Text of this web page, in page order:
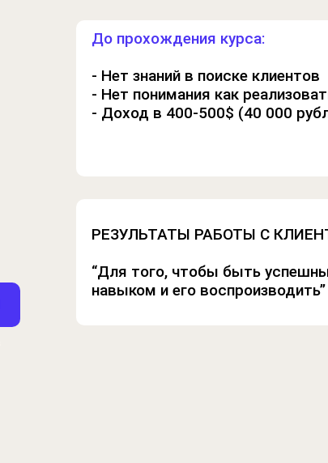
Телесный специалист
остеопатическими
технологиями для
послеродовым
оказывает помощь в
детей.
РЕЗУЛЬТАТЫ РАБОТЫ С
“Для того, чтобы быть
навыком и его
До прохождения курса:
- Нет знаний в поиске клиентов
- Нет понимания как
- Доход в 400-500$ (40 000